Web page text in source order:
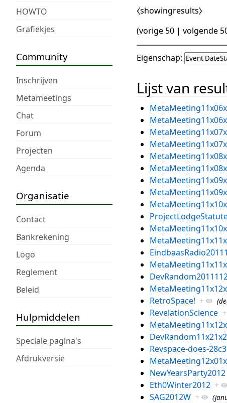
HOWTO
Grafiekjes
Community
Inschrijven
Metameetings
Chat
Forum
Projecten
Agenda
Organisatie
Contact
Bankrekening
Logo
Reglement
Beleid
Hulpmiddelen
Speciale pagina's
Afdrukversie
⧼showingresults⧽
(vorige 50 | volgende
Eigenschap:
Lijst van
RetroSpace! +
RevelationScience +
Revspace-does-28c3
NewYearsParty2012
Eth0Winter2012 +
SAG2012W +